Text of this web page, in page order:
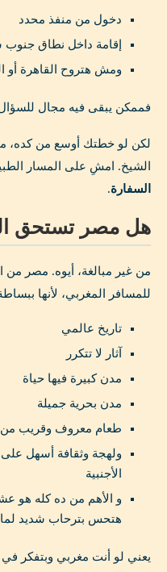
دخول من منفذ محدد
إقامة داخل نطاق جنوب
ومش هتروح القاهرة أو
فممكن يبقى فيه مجال
لكن لو خطتك أوسع من كده،
الشيخ. امشِ على المسار
السفارة.
هل مصر تستحق
من غير مبالغة، أيوه. مصر من
للمسافر المغربي، لأنها
تاريخ عالمي
آثار لا تتكرر
مدن كبيرة فيها حياة
مدن بحرية جميلة
طعام معروف وقريب من
ولهجة وثقافة أسهل
الأجنبية
و الأهم من ده كله هو
هتحس بترحاب شديد
يعني لو أنت مغربي وبتفكر في